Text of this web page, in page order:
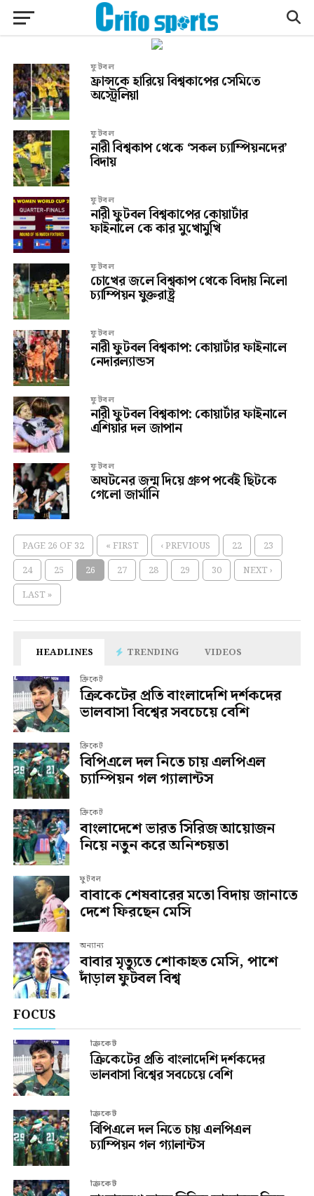
ফুটবল
ফ্রান্সকে হারিয়ে বিশ্বকাপের সেমিতে
অস্ট্রেলিয়া
ফুটবল
নারী বিশ্বকাপ থেকে ‘সকল চ্যাম্পিয়নদের’
বিদায়
ফুটবল
নারী ফুটবল বিশ্বকাপের কোয়ার্টার
ফাইনালে কে কার মুখোমুখি
ফুটবল
চোখের জলে বিশ্বকাপ থেকে বিদায় নিলো
চ্যাম্পিয়ন যুক্তরাষ্ট্র
ফুটবল
নারী ফুটবল বিশ্বকাপ: কোয়ার্টার ফাইনালে
নেদারল্যান্ডস
ফুটবল
নারী ফুটবল বিশ্বকাপ: কোয়ার্টার ফাইনালে
এশিয়ার দল জাপান
ফুটবল
অঘটনের জন্ম দিয়ে গ্রুপ পর্বেই ছিটকে
গেলো জার্মানি
PAGE 26 OF 32 « FIRST ‹ PREVIOUS 22
23
24
25 26 27 28 29 30
NEXT ›
LAST »
HEADLINES TRENDING VIDEOS
ক্রিকেট
ক্রিকেটের প্রতি বাংলাদেশি দর্শকদের
ভালবাসা বিশ্বের সবচেয়ে বেশি
ক্রিকেট
বিপিএলে দল নিতে চায় এলপিএল
চ্যাম্পিয়ন গল গ্যালান্টস
ক্রিকেট
বাংলাদেশে ভারত সিরিজ আয়োজন
নিয়ে নতুন করে অনিশ্চয়তা
ফুটবল
বাবাকে শেষবারের মতো বিদায় জানাতে
দেশে ফিরছেন মেসি
অন্যান্য
বাবার মৃত্যুতে শোকাহত মেসি, পাশে
দাঁড়াল ফুটবল বিশ্ব
FOCUS
ক্রিকেট
ক্রিকেটের প্রতি বাংলাদেশি দর্শকদের
ভালবাসা বিশ্বের সবচেয়ে বেশি
ক্রিকেট
বিপিএলে দল নিতে চায় এলপিএল
চ্যাম্পিয়ন গল গ্যালান্টস
ক্রিকেট